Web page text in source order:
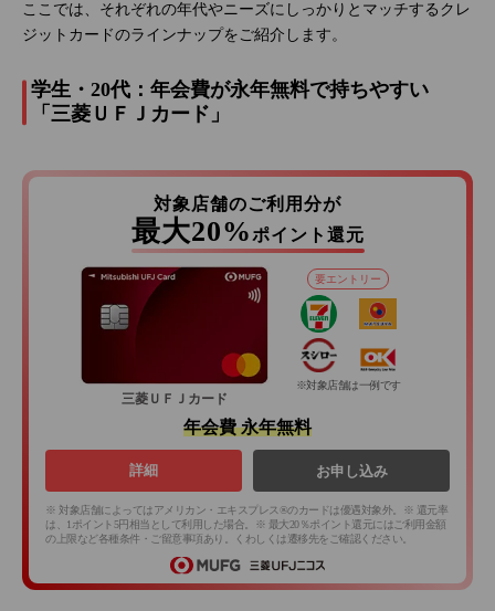
ここでは、それぞれの年代やニーズにしっかりとマッチするクレ
ジットカードのラインナップをご紹介します。
学生・20代：年会費が永年無料で持ちやすい
「三菱ＵＦＪカード」
対象店舗のご利用分が
最大20% ポイント還元
三菱ＵＦＪカード
要エントリー
※対象店舗は一例です
年会費 永年無料
詳細 お申し込み
※ 対象店舗によってはアメリカン・エキスプレス®のカードは優遇対象外。※ 還元率
は、1ポイント5円相当として利用した場合。※ 最大20％ポイント還元にはご利用金額
の上限など各種条件・ご留意事項あり。くわしくは遷移先をご確認ください。